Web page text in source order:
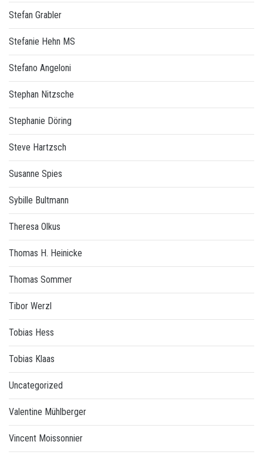
Stefan Grabler
Stefanie Hehn MS
Stefano Angeloni
Stephan Nitzsche
Stephanie Döring
Steve Hartzsch
Susanne Spies
Sybille Bultmann
Theresa Olkus
Thomas H. Heinicke
Thomas Sommer
Tibor Werzl
Tobias Hess
Tobias Klaas
Uncategorized
Valentine Mühlberger
Vincent Moissonnier